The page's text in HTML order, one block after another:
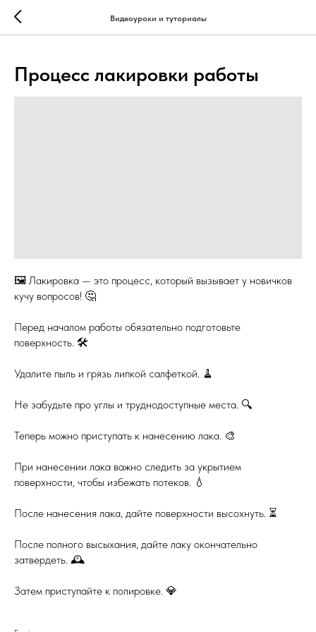
Видеоуроки и туториалы
Процесс лакировки работы
🖼️ Лакировка — это процесс, который вызывает у новичков
кучу вопросов! 🤔
Перед началом работы обязательно подготовьте
поверхность. 🛠️
Удалите пыль и грязь липкой салфеткой. 🧹
Не забудьте про углы и труднодоступные места. 🔍
Теперь можно приступать к нанесению лака. 🎨
При нанесении лака важно следить за укрытием
поверхности, чтобы избежать потеков. 💧
После нанесения лака, дайте поверхности высохнуть. ⏳
После полного высыхания, дайте лаку окончательно
затвердеть. 🕰️
Затем приступайте к полировке. 💎